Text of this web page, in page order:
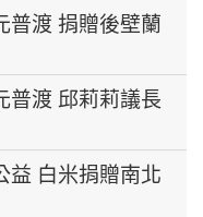
普渡 捐贈後壁蘭
普渡 邱莉莉議長
益 白米捐贈南北